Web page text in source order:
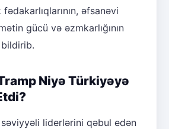
fədakarlıqlarının, əfsanəvi
gücü və əzmkarlığının
Niyə Türkiyəyə
səviyyəli liderlərini qəbul edən